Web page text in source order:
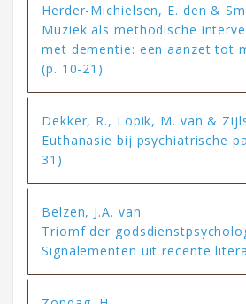
Herder-Michielsen, E. den &
Muziek als methodische
met dementie: een aanzet tot
(p. 10-21)
Dekker, R., Lopik, M. van &
Euthanasie bij psychiatrische
31)
Belzen, J.A. van
Triomf der
Signalementen uit recente